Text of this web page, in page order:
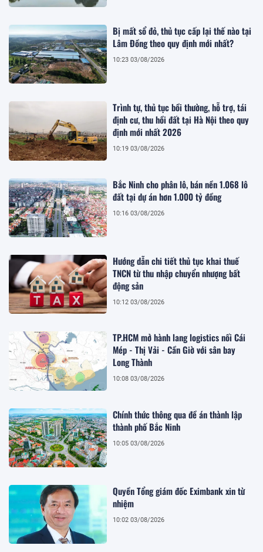
Bị mất sổ đỏ, thủ tục cấp lại thế nào tại
Lâm Đồng theo quy định mới nhất?
10:23 03/08/2026
Trình tự, thủ tục bồi thường, hỗ trợ, tái
định cư, thu hồi đất tại Hà Nội theo quy
định mới nhất 2026
10:19 03/08/2026
Bắc Ninh cho phân lô, bán nền 1.068 lô
đất tại dự án hơn 1.000 tỷ đồng
10:16 03/08/2026
Hướng dẫn chi tiết thủ tục khai thuế
TNCN từ thu nhập chuyển nhượng bất
động sản
10:12 03/08/2026
TP.HCM mở hành lang logistics nối Cái
Mép - Thị Vải - Cần Giờ với sân bay
Long Thành
10:08 03/08/2026
Chính thức thông qua đề án thành lập
thành phố Bắc Ninh
10:05 03/08/2026
Quyền Tổng giám đốc Eximbank xin từ
nhiệm
10:02 03/08/2026